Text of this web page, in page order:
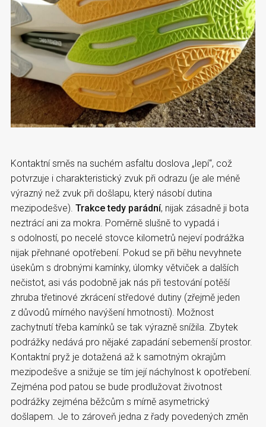
Kontaktní směs na suchém asfaltu doslova „lepí“, což
potvrzuje i charakteristický zvuk při odrazu (je ale méně
výrazný než zvuk při došlapu, který násobí dutina
mezipodešve). Trakce tedy parádní, nijak zásadně ji bota
neztrácí ani za mokra. Poměrně slušně to vypadá i
s odolností, po necelé stovce kilometrů nejeví podrážka
nijak přehnané opotřebení. Pokud se při běhu nevyhnete
úsekům s drobnými kamínky, úlomky větviček a dalších
nečistot, asi vás podobně jak nás při testování potěší
zhruba třetinové zkrácení středové dutiny (zřejmě jeden
z důvodů mírného navýšení hmotnosti). Možnost
zachytnutí třeba kamínků se tak výrazně snížila. Zbytek
podrážky nedává pro nějaké zapadání sebemenší prostor.
Kontaktní pryž je dotažená až k samotným okrajům
mezipodešve a snižuje se tím její náchylnost k opotřebení.
Zejména pod patou se bude prodlužovat životnost
podrážky zejména běžcům s mírně asymetrický
došlapem. Je to zároveň jedna z řady povedených změn